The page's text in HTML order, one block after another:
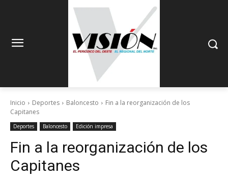
Inicio Deportes Baloncesto
Fin a la reorganización de los
Capitanes
Deportes Baloncesto Edición impresa
Fin a la reorganización de los
Capitanes